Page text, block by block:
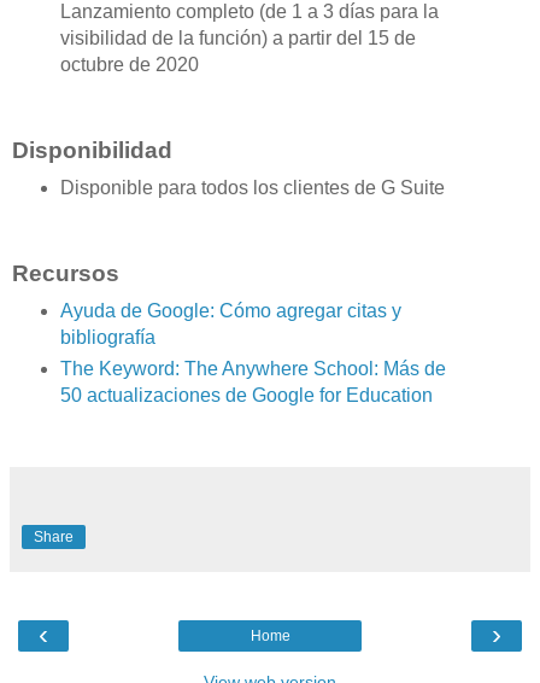
Lanzamiento completo (de 1 a 3 días para la
visibilidad de la función) a partir del 15 de
octubre de 2020
Disponibilidad
Disponible para todos los clientes de G Suite
Recursos
Ayuda de Google: Cómo agregar citas y
bibliografía
The Keyword: The Anywhere School: Más de
50 actualizaciones de Google for Education
Share
‹ ›
Home